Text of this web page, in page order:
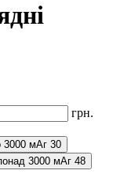
грн.
3000 мАг 30
3000 мАг 48